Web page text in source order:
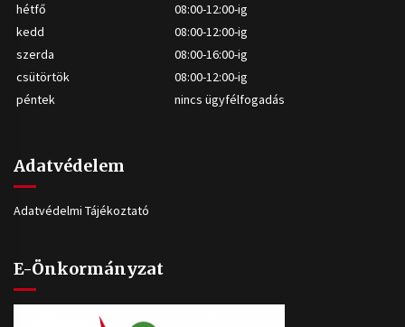
hétfő
08:00-12:00-ig
kedd
08:00-12:00-ig
szerda
08:00-16:00-ig
csütörtök
08:00-12:00-ig
péntek
nincs ügyfélfogadás
Adatvédelem
Adatvédelmi Tájékoztató
E-Önkormányzat